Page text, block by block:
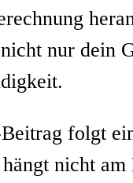
nur dein
folgt
nicht am